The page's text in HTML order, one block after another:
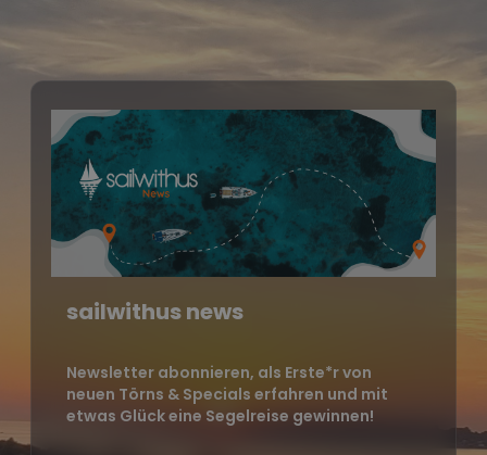
sailwithus news
Newsletter abonnieren, als Erste*r von
neuen Törns & Specials erfahren und mit
etwas Glück eine Segelreise gewinnen!